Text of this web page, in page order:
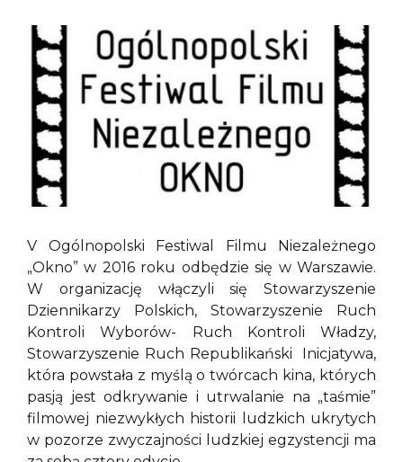
V Ogólnopolski Festiwal Filmu Niezależnego
„Okno” w 2016 roku odbędzie się w Warszawie.
W organizację włączyli się Stowarzyszenie
Dziennikarzy Polskich, Stowarzyszenie Ruch
Kontroli Wyborów- Ruch Kontroli Władzy,
Stowarzyszenie Ruch Republikański Inicjatywa,
która powstała z myślą o twórcach kina, których
pasją jest odkrywanie i utrwalanie na „taśmie”
filmowej niezwykłych historii ludzkich ukrytych
w pozorze zwyczajności ludzkiej egzystencji ma